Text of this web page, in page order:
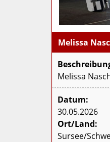
Melissa
Melissa
Datum:
30.05.2026
Ort/Land:
Sursee/